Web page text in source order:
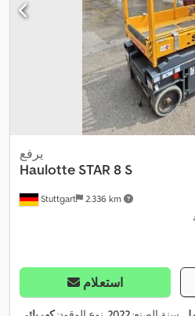
Stuttgart 2.336 km
يرفع
Haulotte STAR 8 S
استعلام